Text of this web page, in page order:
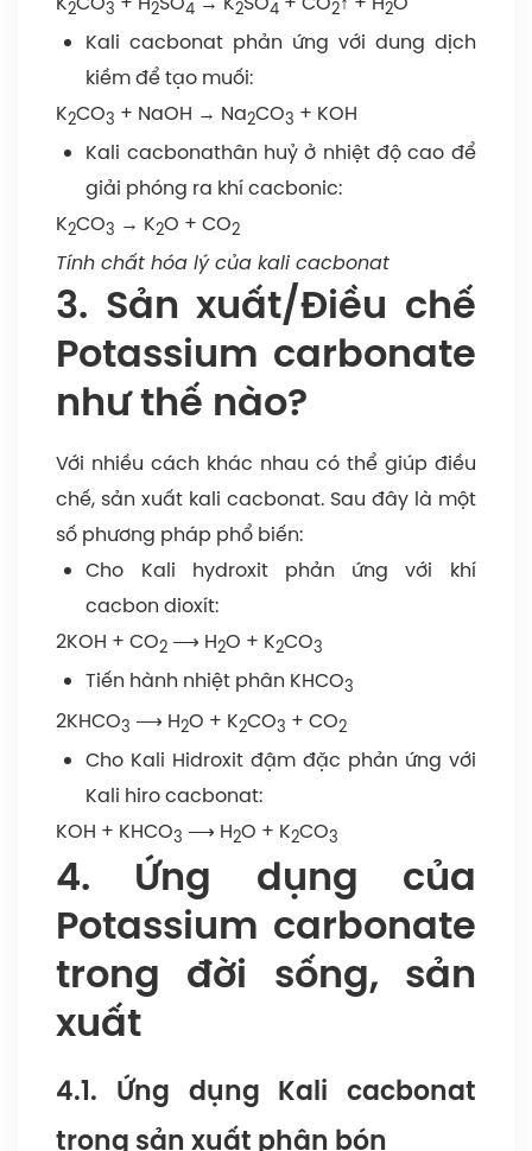
2 3 2 4 2 4 2 2
Kali cacbonat phản ứng với dung dịch
kiềm để tạo muối:
K2CO3 + NaOH → Na2CO3 + KOH
Kali cacbonathân huỷ ở nhiệt độ cao để
giải phóng ra khí cacbonic:
K2CO3 → K2O + CO2
Tính chất hóa lý của kali cacbonat
3. Sản xuất/Điều chế
Potassium carbonate
như thế nào?
Với nhiều cách khác nhau có thể giúp điều
chế, sản xuất kali cacbonat. Sau đây là một
số phương pháp phổ biến:
Cho Kali hydroxit phản ứng với khí
cacbon dioxít:
2KOH + CO2 ⟶ H2O + K2CO3
Tiến hành nhiệt phân KHCO3
2KHCO3 ⟶ H2O + K2CO3 + CO2
Cho Kali Hidroxit đậm đặc phản ứng với
Kali hiro cacbonat:
KOH + KHCO3 ⟶ H2O + K2CO3
4. Ứng dụng của
Potassium carbonate
trong đời sống, sản
xuất
4.1. Ứng dụng Kali cacbonat
trong sản xuất phân bón